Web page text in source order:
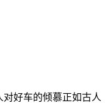
好车的倾慕正如古人